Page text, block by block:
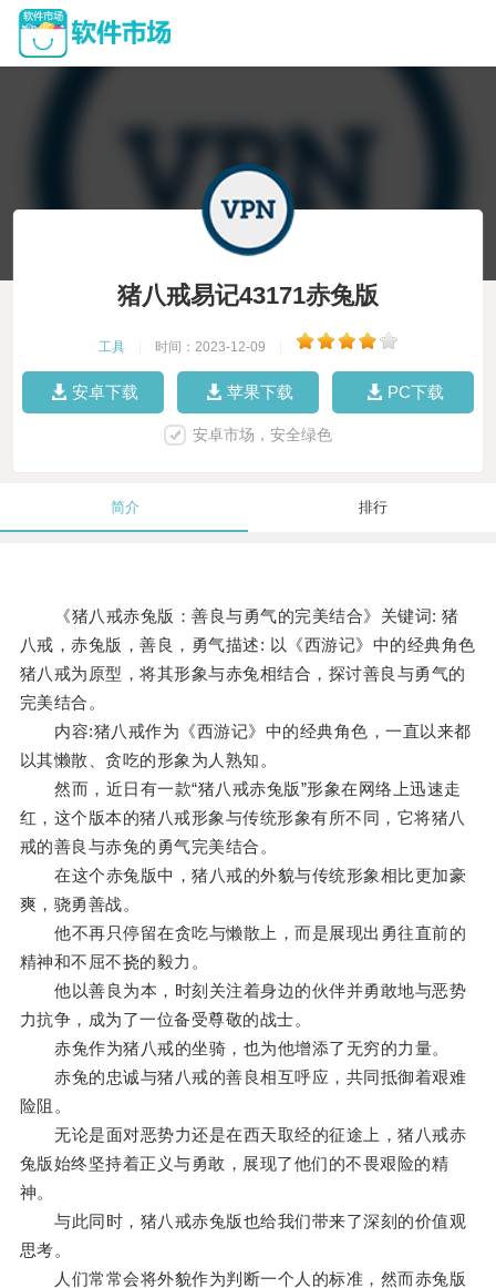
猪八戒易记43171赤兔版
工具 时间：2023-12-09
安卓下载 苹果下载 PC下载
安卓市场，安全绿色
简介 排行
《猪八戒赤兔版：善良与勇气的完美结合》关键词: 猪
八戒，赤兔版，善良，勇气描述: 以《西游记》中的经典角色
猪八戒为原型，将其形象与赤兔相结合，探讨善良与勇气的
完美结合。
内容:猪八戒作为《西游记》中的经典角色，一直以来都
以其懒散、贪吃的形象为人熟知。
然而，近日有一款“猪八戒赤兔版”形象在网络上迅速走
红，这个版本的猪八戒形象与传统形象有所不同，它将猪八
戒的善良与赤兔的勇气完美结合。
在这个赤兔版中，猪八戒的外貌与传统形象相比更加豪
爽，骁勇善战。
他不再只停留在贪吃与懒散上，而是展现出勇往直前的
精神和不屈不挠的毅力。
他以善良为本，时刻关注着身边的伙伴并勇敢地与恶势
力抗争，成为了一位备受尊敬的战士。
赤兔作为猪八戒的坐骑，也为他增添了无穷的力量。
赤兔的忠诚与猪八戒的善良相互呼应，共同抵御着艰难
险阻。
无论是面对恶势力还是在西天取经的征途上，猪八戒赤
兔版始终坚持着正义与勇敢，展现了他们的不畏艰险的精
神。
与此同时，猪八戒赤兔版也给我们带来了深刻的价值观
思考。
人们常常会将外貌作为判断一个人的标准，然而赤兔版